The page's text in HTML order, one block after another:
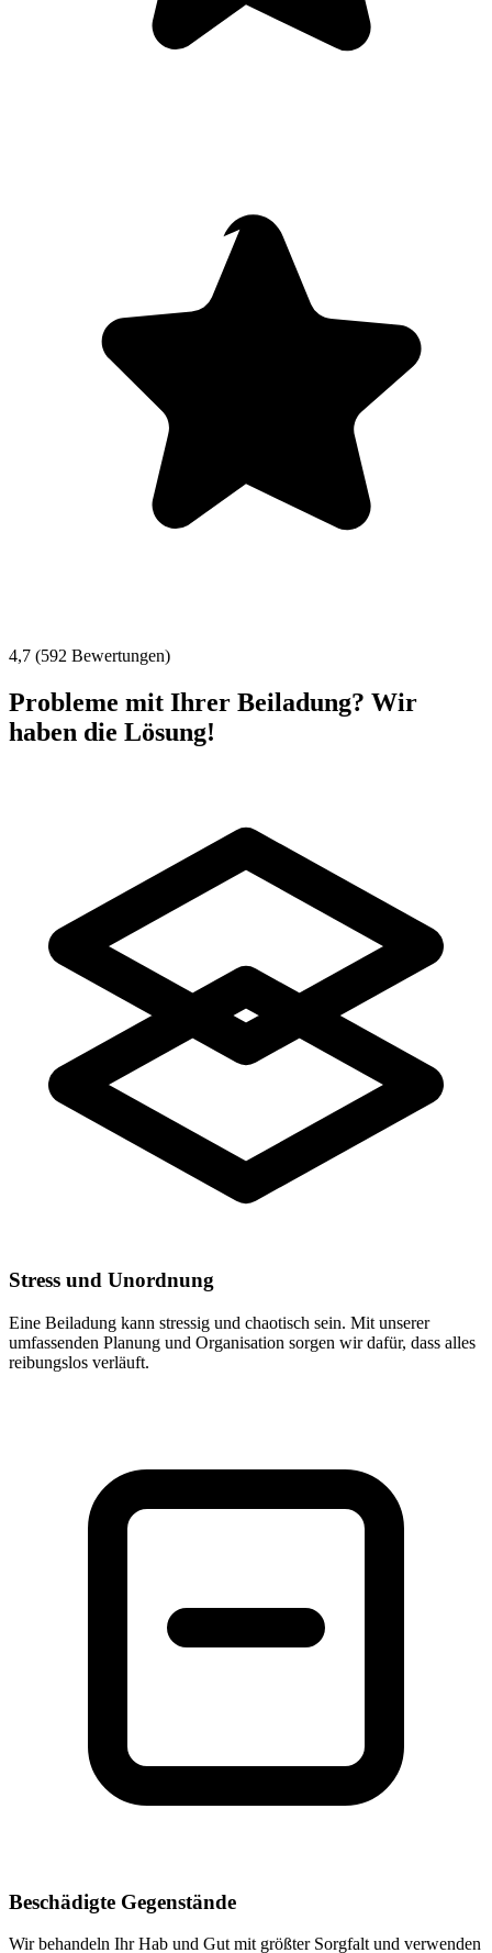
4,7 (592 Bewertungen)
Probleme mit Ihrer Beiladung? Wir
haben die Lösung!
Stress und Unordnung
Eine Beiladung kann stressig und chaotisch sein. Mit unserer
umfassenden Planung und Organisation sorgen wir dafür, dass alles
reibungslos verläuft.
Beschädigte Gegenstände
Wir behandeln Ihr Hab und Gut mit größter Sorgfalt und verwenden